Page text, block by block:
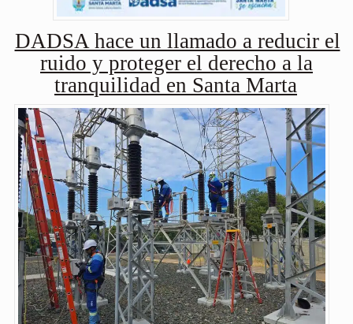
DADSA hace un llamado a reducir el
ruido y proteger el derecho a la
tranquilidad en Santa Marta